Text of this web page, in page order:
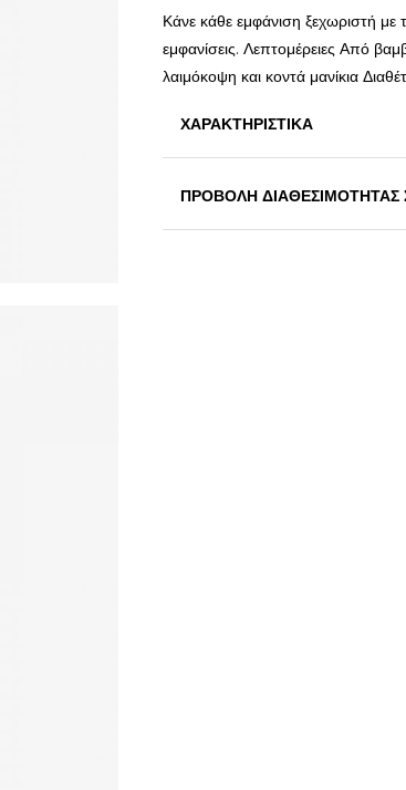
Κάνε κάθε εμφάνιση ξεχωριστή
εμφανίσεις. Λεπτομέρειες Από
λαιμόκοψη και κοντά μανίκια
ΧΑΡΑΚΤΗΡΙΣΤΙΚΑ
ΠΡΟΒΟΛΗ